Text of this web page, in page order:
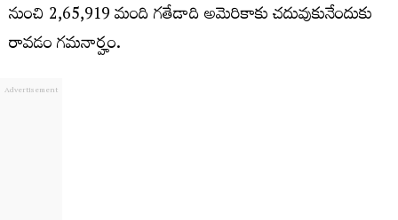
నుంచి 2,65,919 మంది గతేడాది అమెరికాకు చదువుకునేందుకు
రావడం గమనార్హం.